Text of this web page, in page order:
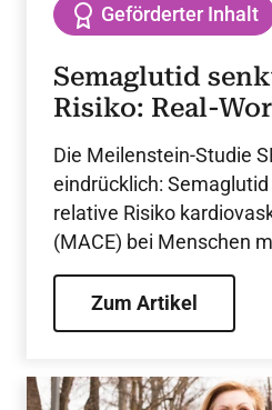
Geförderter Inhalt
Semaglutid
Risiko: Real-
Die Meilenstein-Studie
eindrücklich:
relative Risiko
(MACE) bei Menschen
Vorerkrankung und
Adipositas – aber ohne
Beobachtungsstudie
Patient:innen der
Zum Artikel